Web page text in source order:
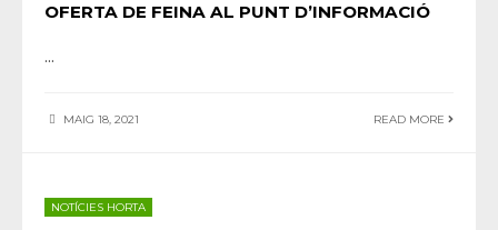
OFERTA DE FEINA AL PUNT D’INFORMACIÓ
...
MAIG 18, 2021 READ MORE
NOTÍCIES HORTA